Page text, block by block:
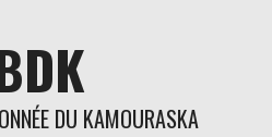
DU KAMOURASKA